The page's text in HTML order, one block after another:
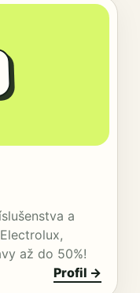
a
až do 50%!
Profil →